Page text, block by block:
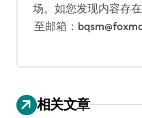
场。如您发现内容存
至邮箱：
相关文章